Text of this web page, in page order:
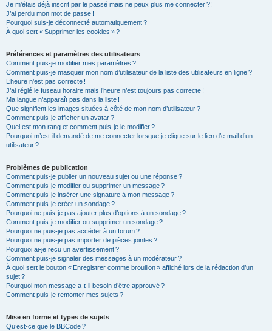
Je m’étais déjà inscrit par le passé mais ne peux plus me connecter ?!
J’ai perdu mon mot de passe !
Pourquoi suis-je déconnecté automatiquement ?
À quoi sert « Supprimer les cookies » ?
Préférences et paramètres des utilisateurs
Comment puis-je modifier mes paramètres ?
Comment puis-je masquer mon nom d’utilisateur de la liste des utilisateurs en ligne ?
L’heure n’est pas correcte !
J’ai réglé le fuseau horaire mais l’heure n’est toujours pas correcte !
Ma langue n’apparaît pas dans la liste !
Que signifient les images situées à côté de mon nom d’utilisateur ?
Comment puis-je afficher un avatar ?
Quel est mon rang et comment puis-je le modifier ?
Pourquoi m’est-il demandé de me connecter lorsque je clique sur le lien d’e-mail d’un
utilisateur ?
Problèmes de publication
Comment puis-je publier un nouveau sujet ou une réponse ?
Comment puis-je modifier ou supprimer un message ?
Comment puis-je insérer une signature à mon message ?
Comment puis-je créer un sondage ?
Pourquoi ne puis-je pas ajouter plus d’options à un sondage ?
Comment puis-je modifier ou supprimer un sondage ?
Pourquoi ne puis-je pas accéder à un forum ?
Pourquoi ne puis-je pas importer de pièces jointes ?
Pourquoi ai-je reçu un avertissement ?
Comment puis-je signaler des messages à un modérateur ?
À quoi sert le bouton « Enregistrer comme brouillon » affiché lors de la rédaction d’un
sujet ?
Pourquoi mon message a-t-il besoin d’être approuvé ?
Comment puis-je remonter mes sujets ?
Mise en forme et types de sujets
Qu’est-ce que le BBCode ?